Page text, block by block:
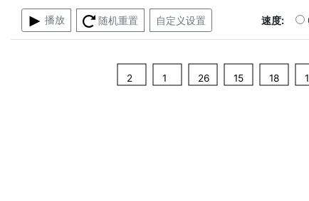
播放 随机重置 自定义设置 速度:
2 1 26 15 18